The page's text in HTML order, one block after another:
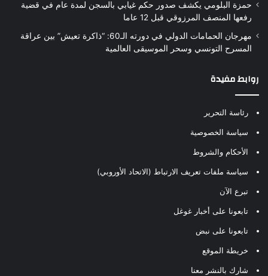
حمزة البلومي يكشف صدور حكم غيابي بالسجن لمدة عام في قضية
رفعها المنصف المرزوقي قبل 12 عاما
مهرجان الحمامات الدولي في دورته الـ60: “ذاكرة تعيش” بين عراقة
المسرح التونسي وسحر الموسيقى العالمية
روابط مفيدة
رئاسة التحرير
سياسة الخصوصية
الأحكام والشروط
سياسة ملفات تعريف الارتباط (الاتحاد الأوروبي)
تبرع الآن
تابعونا على أخبار غوغل
تابعونا على نبض
خريطة الموقع
شارك بالنشر معنا